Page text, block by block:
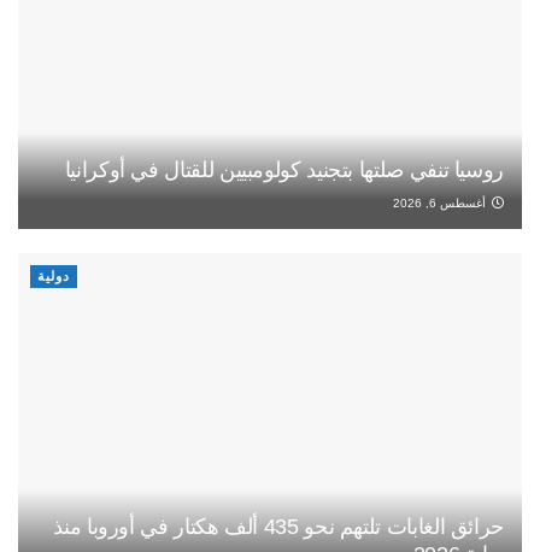
روسيا تنفي صلتها بتجنيد كولومبيين للقتال في أوكرانيا
أغسطس 6, 2026
دولية
حرائق الغابات تلتهم نحو 435 ألف هكتار في أوروبا منذ